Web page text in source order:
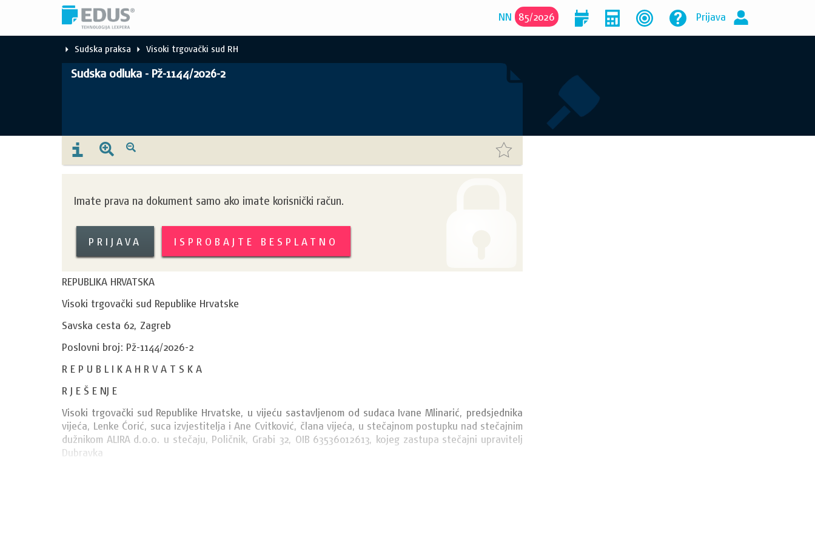
NN 85/2026 Prijava
Sudska praksa Visoki trgovački sud RH
Sudska odluka - Pž-1144/2026-2
Imate prava na dokument samo ako imate korisnički račun.
PRIJAVA ISPROBAJTE BESPLATNO
REPUBLIKA HRVATSKA
Visoki trgovački sud Republike Hrvatske
Savska cesta 62, Zagreb
Poslovni broj: Pž-1144/2026-2
R E P U B L I K A H R V A T S K A
R J E Š E NJ E
Visoki trgovački sud Republike Hrvatske, u vijeću sastavljenom od sudaca Ivane Mlinarić, predsjednika
vijeća, Lenke Ćorić, suca izvjestitelja i Ane Cvitković, člana vijeća, u stečajnom postupku nad stečajnim
dužnikom ALIRA d.o.o. u stečaju, Poličnik, Grabi 32, OIB 63536012613, kojeg zastupa stečajni upravitelj
Dubravka